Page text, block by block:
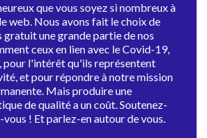
que vous soyez si nombreux à
web. Nous avons fait le choix de
gratuit une grande partie de nos
ceux en lien avec le Covid-19,
pour l'intérêt qu'ils représentent
et pour répondre à notre mission
Mais produire une
de qualité a un coût. Soutenez-
! Et parlez-en autour de vous.